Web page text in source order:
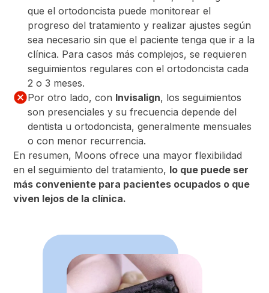
que el ortodoncista puede monitorear el
progreso del tratamiento y realizar ajustes según
sea necesario sin que el paciente tenga que ir a la
clínica. Para casos más complejos, se requieren
seguimientos regulares con el ortodoncista cada
2 o 3 meses.
Por otro lado, con Invisalign, los seguimientos
son presenciales y su frecuencia depende del
dentista u ortodoncista, generalmente mensuales
o con menor recurrencia.
En resumen, Moons ofrece una mayor flexibilidad
en el seguimiento del tratamiento, lo que puede ser
más conveniente para pacientes ocupados o que
viven lejos de la clínica.